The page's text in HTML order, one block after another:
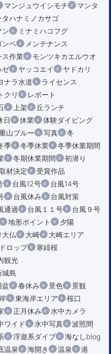
マンジュウイシモチ
マンタ
タハナミノカサゴ
ン
ミナミハコフグ
ンベ
メンテナンス
ス作業
モンツキカエルウオ
ゼ ヤッコエイ
ヤドカリ
ナラ水道
ライセンス
クリ
レポート
上架
丘ランチ
日 休業
体験ダイビング
山ブルー 写真
冬
季 冬季休業
冬季休業期間
冬期休業期間
初潜り
材決定
受賞作品
台風12号
台風14号
台風休み
台風対策
通過 台風１１号
台風９号
地形ポイント
夕陽
大仏 大崎
大崎エリア
ロップ
寒緋桜
観光
城島
盆 春休み 景色
景観
東海岸エリア
桜口
正月休み
水中カメラ
ワイド 水中写真
波照間
浮遊系ダイブ
海なしblog
温泉 海開き 温泉
港